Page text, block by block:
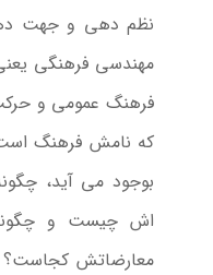
نظم دهی و جهت
مهندسی فرهنگی
فرهنگ عمومی و
كه نامش فرهنگ
بوجود می آید،
اش چیست و
معارضاتش كجاست؟